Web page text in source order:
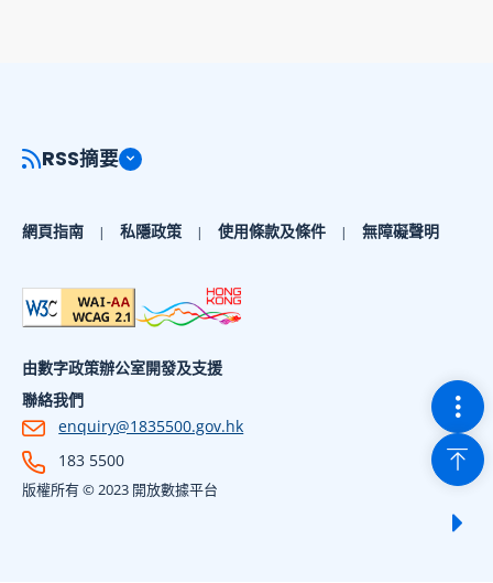
切
回到
RSS摘要
網頁指南 私隱政策 使用條款及條件 無障礙聲明
由數字政策辦公室開發及支援
聯絡我們
enquiry@1835500.gov.hk
183 5500
版權所有 © 2023 開放數據平台